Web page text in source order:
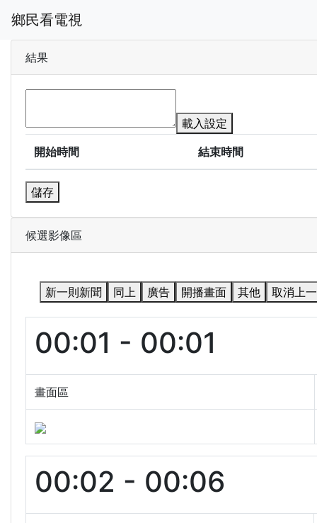
鄉民看電視
結果
載入設定
開始時間
結束時間
儲存
候選影像區
新一則新聞 同上 廣告 開播畫面 其他 取消上
00:01 - 00:01
畫面區
00:02 - 00:06